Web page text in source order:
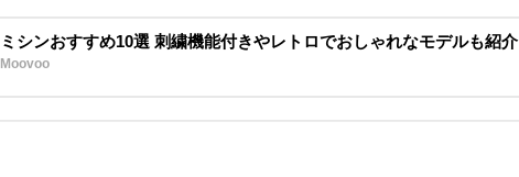
ミシンおすすめ10選 刺繍機能付きやレトロでおしゃれなモデルも紹介
Moovoo